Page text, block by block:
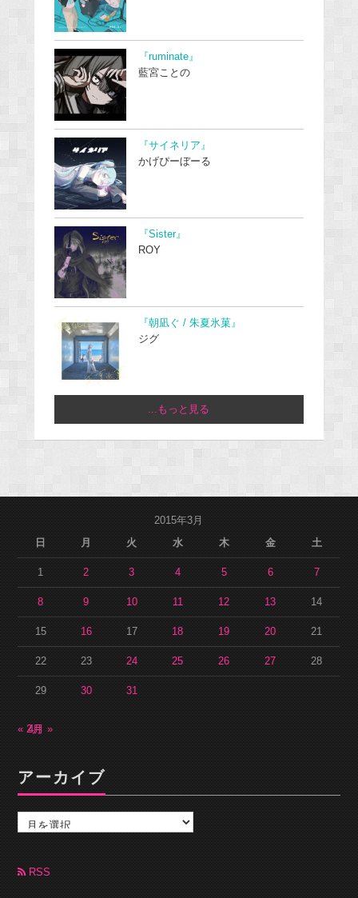
『ruminate』
藍宮ことの
『サイネリア』
かげぴーぼーる
『Sister』
ROY
『朝凪ぐ / 朱夏氷菓』
ジグ
...もっと見る
2015年3月
日
月 火 水 木 金 土
1 2 3 4 5 6 7
8 9 10 11 12 13 14
15 16 17 18 19 20 21
22 23 24 25 26 27 28
29 30 31
« 2月4月 »
アーカイブ
カ
ブ RSS